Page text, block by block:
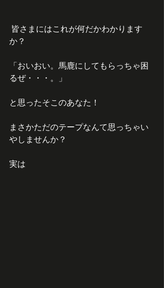
か？
「おいおい。馬鹿にしてもらっちゃ困
るぜ・・・。」
と思ったそこのあなた！
まさかただのテープなんて思っちゃい
やしませんか？
実は